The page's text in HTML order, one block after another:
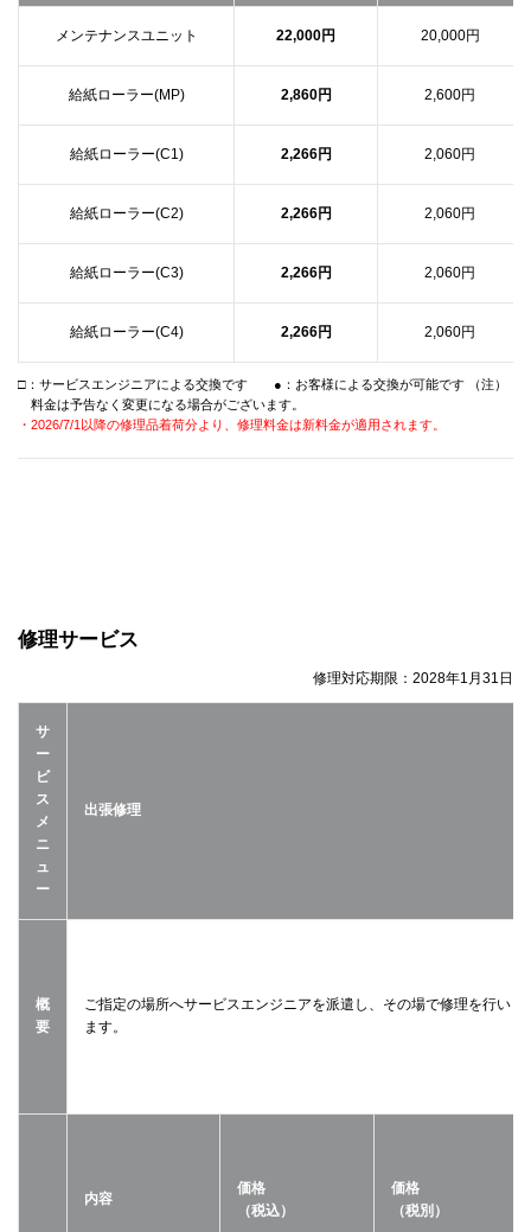
メンテナンスユニット 22,000円 20,000円
給紙ローラー(MP) 2,860円 2,600円
給紙ローラー(C1) 2,266円 2,060円
給紙ローラー(C2) 2,266円 2,060円
給紙ローラー(C3) 2,266円 2,060円
給紙ローラー(C4) 2,266円 2,060円
□：サービスエンジニアによる交換です ●：お客様による交換が可能です （注）
料金は予告なく変更になる場合がございます。
・2026/7/1以降の修理品着荷分より、修理料金は新料金が適用されます。
修理サービス
修理対応期限： 2028年1月31日
サ
ー
ビ
ス
メ
ニ
ュ
ー
出張修理
概
要
ご指定の場所へサービスエンジニアを派遣し、その場で修理を行い
ます。
内容
価格
（税込）
価格
（税別）